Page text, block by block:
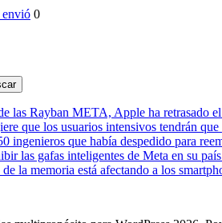
envió 0
las Rayban META, Apple ha retrasado
que los usuarios intensivos tendrán
ingenieros que había despedido para
las gafas inteligentes de Meta en su
la memoria está afectando a los